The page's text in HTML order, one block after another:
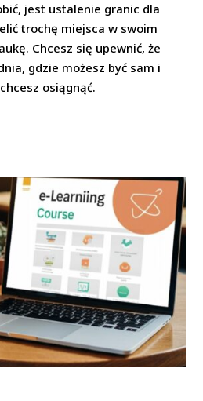
jest ustalenie granic dla
trochę miejsca w swoim
Chcesz się upewnić, że
gdzie możesz być sam i
osiągnąć.